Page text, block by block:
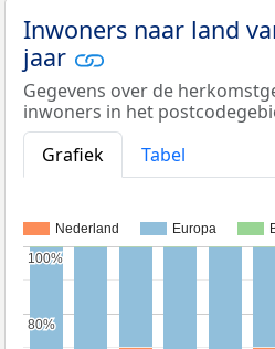
Inwoners naar land
jaar
Gegevens over de
inwoners in het
Grafiek
Tabel
Nederland Europa
80%
80%
100%
100%